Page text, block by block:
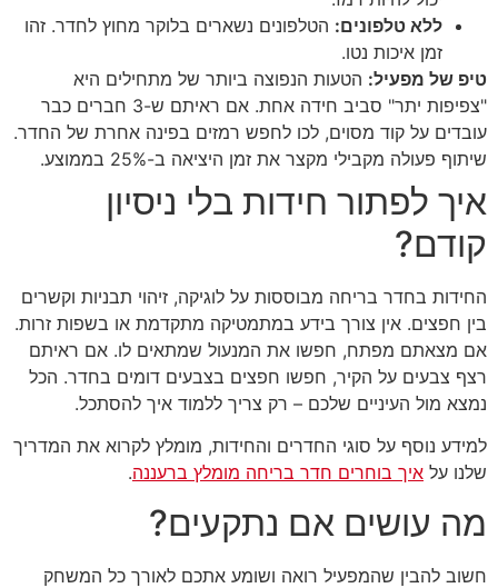
ללא טלפונים: הטלפונים נשארים בלוקר מחוץ לחדר. זהו
זמן איכות נטו.
טיפ של מפעיל: הטעות הנפוצה ביותר של מתחילים היא
"צפיפות יתר" סביב חידה אחת. אם ראיתם ש-3 חברים כבר
עובדים על קוד מסוים, לכו לחפש רמזים בפינה אחרת של החדר.
שיתוף פעולה מקבילי מקצר את זמן היציאה ב-25% בממוצע.
איך לפתור חידות בלי ניסיון
קודם?
החידות בחדר בריחה מבוססות על לוגיקה, זיהוי תבניות וקשרים
בין חפצים. אין צורך בידע במתמטיקה מתקדמת או בשפות זרות.
אם מצאתם מפתח, חפשו את המנעול שמתאים לו. אם ראיתם
רצף צבעים על הקיר, חפשו חפצים בצבעים דומים בחדר. הכל
נמצא מול העיניים שלכם – רק צריך ללמוד איך להסתכל.
למידע נוסף על סוגי החדרים והחידות, מומלץ לקרוא את המדריך
שלנו על איך בוחרים חדר בריחה מומלץ ברעננה.
מה עושים אם נתקעים?
חשוב להבין שהמפעיל רואה ושומע אתכם לאורך כל המשחק